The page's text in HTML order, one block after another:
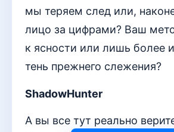
мы теряем след или,
лицо за цифрами? Ваш
к ясности или лишь более
тень прежнего слежения?
ShadowHunter
А вы все тут реально